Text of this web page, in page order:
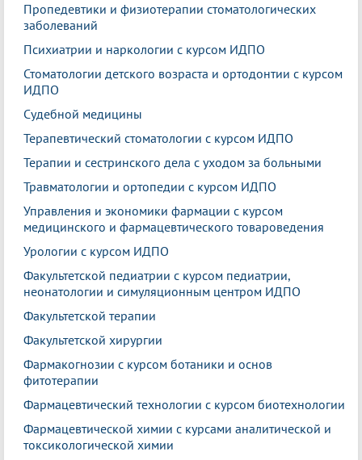
Пропедевтики и физиотерапии стоматологических
заболеваний
Психиатрии и наркологии с курсом ИДПО
Стоматологии детского возраста и ортодонтии с курсом
ИДПО
Судебной медицины
Терапевтический стоматологии с курсом ИДПО
Терапии и сестринского дела с уходом за больными
Травматологии и ортопедии с курсом ИДПО
Управления и экономики фармации с курсом
медицинского и фармацевтического товароведения
Урологии с курсом ИДПО
Факультетской педиатрии с курсом педиатрии,
неонатологии и симуляционным центром ИДПО
Факультетской терапии
Факультетской хирургии
Фармакогнозии с курсом ботаники и основ
фитотерапии
Фармацевтический технологии с курсом биотехнологии
Фармацевтической химии с курсами аналитической и
токсикологической химии